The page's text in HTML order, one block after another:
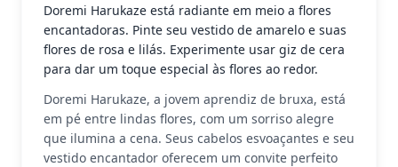
Doremi Harukaze está radiante em meio a flores
encantadoras. Pinte seu vestido de amarelo e suas
flores de rosa e lilás. Experimente usar giz de cera
para dar um toque especial às flores ao redor.
Doremi Harukaze, a jovem aprendiz de bruxa, está
em pé entre lindas flores, com um sorriso alegre
que ilumina a cena. Seus cabelos esvoaçantes e seu
vestido encantador oferecem um convite perfeito